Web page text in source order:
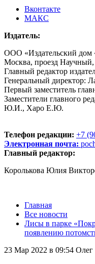
Вконтакте
МАКС
Издатель:
ООО «Издательский дом
Москва, проезд
Главный редактор
Генеральный директор:
Первый заместитель
Заместители главного
Ю.И., Харо Е.Ю.
Телефон редакции: +7
Электронная почта:
Главный редактор:
Королькова Юлия
Главная
Все новости
Лисы в парке
появлению
23 Мар 2022 в 09:54 Олег